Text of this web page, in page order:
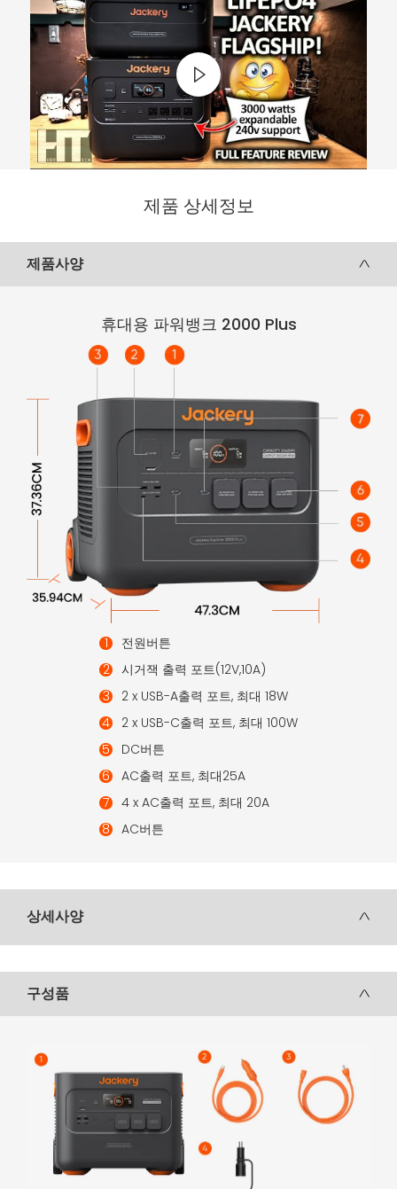
제품 상세정보
제품사양
휴대용 파워뱅크 2000 Plus
전원버튼
시거잭 출력 포트(12V,10A)
2 x USB-A출력 포트, 최대 18W
2 x USB-C출력 포트, 최대 100W
DC버튼
AC출력 포트, 최대25A
4 x AC출력 포트, 최대 20A
AC버튼
상세사양
구성품